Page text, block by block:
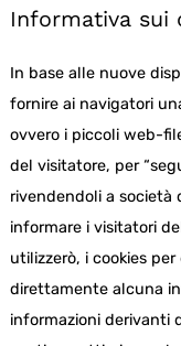
Informativa sui
In base alle nuove
fornire ai navigatori
ovvero i piccoli web-
del visitatore, per
rivendendoli a società
informare i visitatori
utilizzerò, i cookies
direttamente alcuna
informazioni derivanti